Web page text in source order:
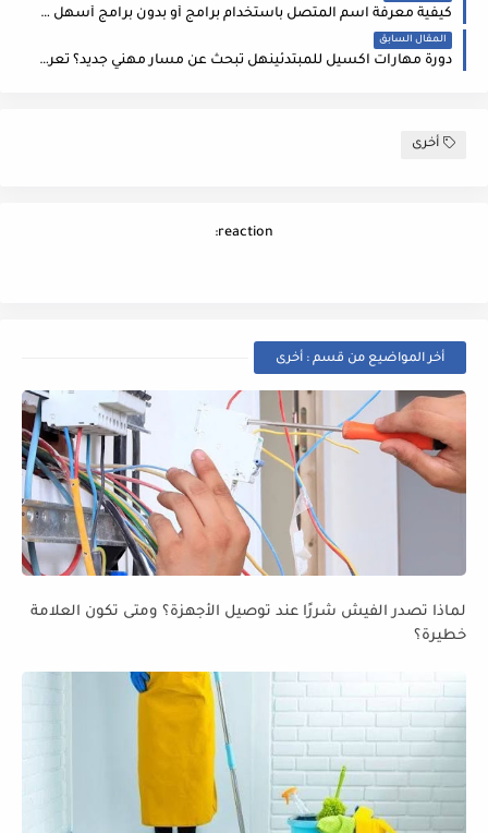
كيفية معرفة اسم المتصل باستخدام برامج أو بدون برامج أسهل طريقة لمعرفة رقم فودافون الخاص بك مجانا
المقال السابق
دورة مهارات اكسيل للمبتدئينهل تبحث عن مسار مهني جديد؟ تعرف على دورات أكاديمية ابن سينا لتطوير مهاراتك
أخرى
reaction:
أخر المواضيع من قسم : أخرى
لماذا تصدر الفيش شررًا عند توصيل الأجهزة؟ ومتى تكون العلامة
خطيرة؟